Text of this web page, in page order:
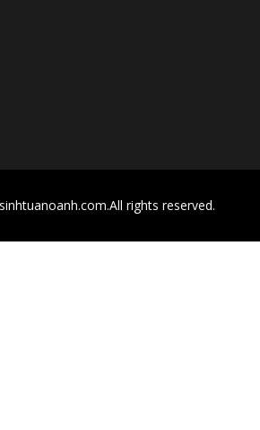
rights reserved.